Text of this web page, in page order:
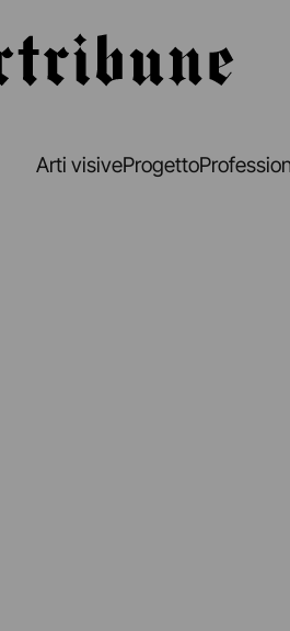
Arti visiveProgetto